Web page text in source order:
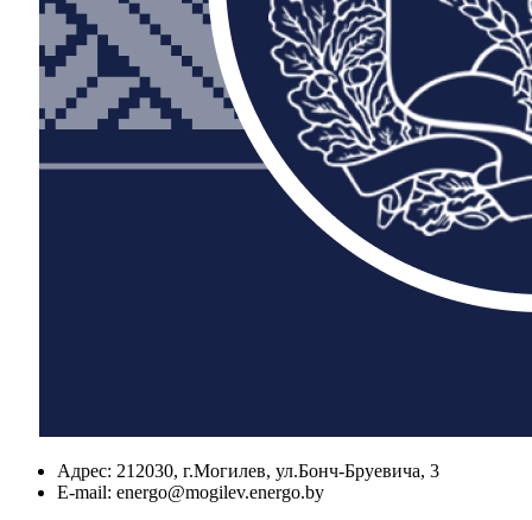
Адрес: 212030, г.Могилев, ул.Бонч-Бруевича, 3
E-mail: energo@mogilev.energo.by